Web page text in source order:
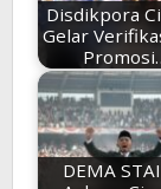
Disdikpora
Gelar
DEMA